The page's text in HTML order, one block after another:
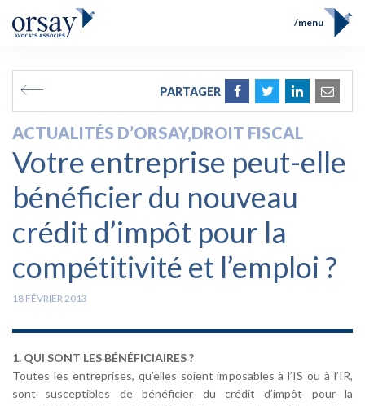
FR
menu
Compétences
Prix et Distinctions
Opérations
Actualités
Contact
PARTAGER
ACTUALITÉS D’ORSAY,DROIT FISCAL
Votre entreprise peut-elle
bénéficier du nouveau
crédit d’impôt pour la
compétitivité et l’emploi ?
18 FÉVRIER 2013
1. QUI SONT LES BÉNÉFICIAIRES ?
Toutes les entreprises, qu’elles soient imposables à l’IS ou à l’IR,
sont susceptibles de bénéficier du crédit d’impôt pour la